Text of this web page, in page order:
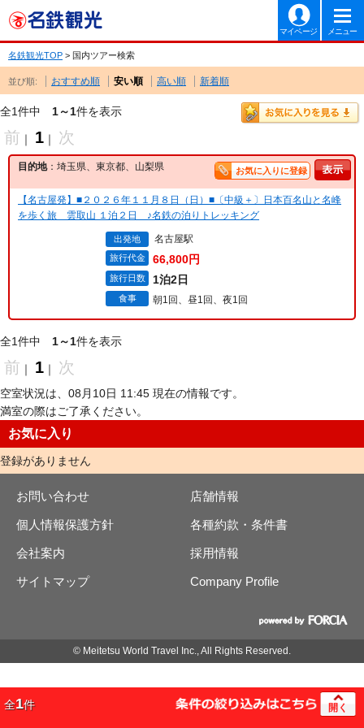
マイページ メニュー
名鉄観光TOP > 国内ツアー検索
並び順: おすすめ順 安い順 高い順 新着順
全1件中 1～1件を表示
前 ｜ 1 ｜ 次
目的地：埼玉県、東京都、山梨県 お気に入りに登録
【名古屋発】■２０２６年１１月８日（日）■〔中級＋〕日本百名山と名峰
を歩く旅 雲取山 １泊２日 ♪名鉄の泊りトレッキング
出発地 名古屋駅
旅行代金 66,800円
旅行日数 1泊2日
食事 朝1回、昼1回、夜1回
全1件中 1～1件を表示
前 ｜ 1 ｜ 次
空室状況は、08月10日 11:45 現在の情報です。
満室の際はご了承ください。
お気に入り
登録がありません
お問い合わせ 店舗情報
個人情報保護方針 各種約款・条件書
会社案内 採用情報
サイトマップ Company Profile
© Meitetsu World Travel Inc., All Rights Reserved.
全1件 開く